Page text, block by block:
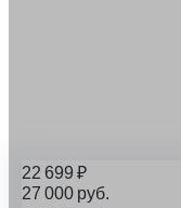
22 699 ₽
27 000 руб.